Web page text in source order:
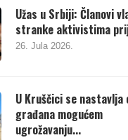
Užas u Srbiji: Članovi
stranke aktivistima
26. Jula 2026.
U Kruščici se nastavlja
građana mogućem
ugrožavanju...